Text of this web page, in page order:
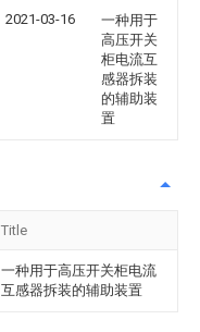
2021-03-16
一种用于
高压开关
柜电流互
感器拆装
的辅助装
置
Title
一种用于高压开关柜电流
互感器拆装的辅助装置